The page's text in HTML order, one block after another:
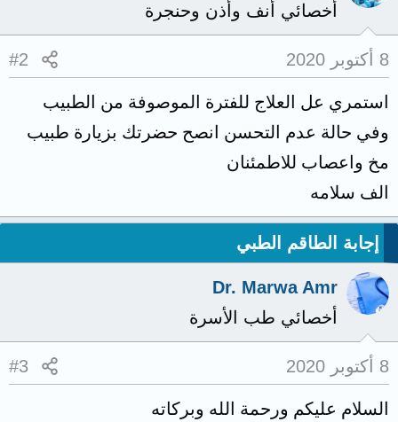
أخصائي أنف وأذن وحنجرة
8 أكتوبر 2020 #2
استمري عل العلاج للفترة الموصوفة من الطبيب
وفي حالة عدم التحسن انصح حضرتك بزيارة طبيب
مخ واعصاب للاطمئنان
الف سلامه
إجابة الطاقم الطبي
Dr. Marwa Amr
أخصائي طب الأسرة
8 أكتوبر 2020 #3
السلام عليكم ورحمة الله وبركاته